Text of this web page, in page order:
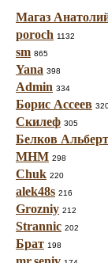
Магаз
poroch 1132
sm 865
Yana 398
Admin 334
Борис Ассеев
Скилеф 305
Белков Альберт
МНМ 298
Chuk 220
alek48s 216
Grozniy 212
Strannic 202
Брат 198